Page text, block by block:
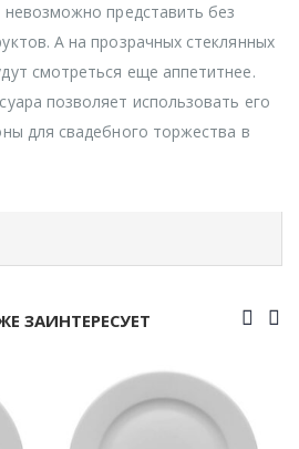
невозможно представить без
А на прозрачных стеклянных
смотреться еще аппетитнее.
позволяет использовать его
для свадебного торжества в
ЗАИНТЕРЕСУЕТ